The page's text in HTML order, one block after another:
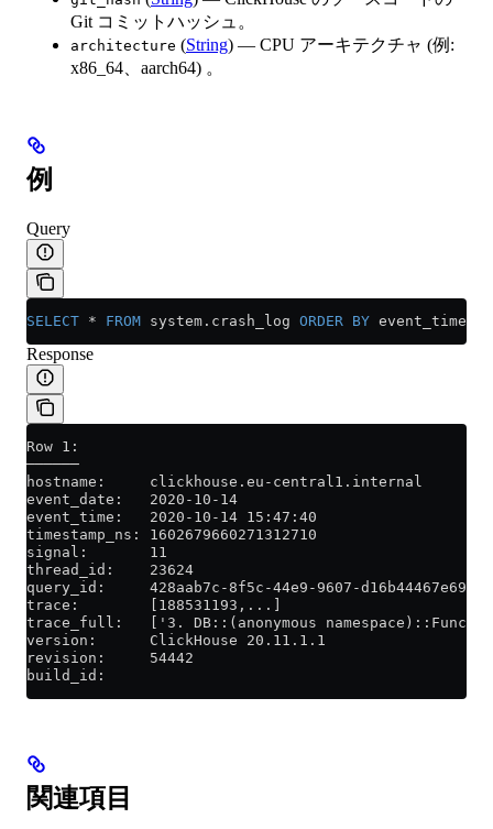
Git コミットハッシュ。
architecture (String) — CPU アーキテクチャ (例:
x86_64、aarch64) 。
例
Query
SELECT * FROM system . crash_log ORDER BY event_time
Response
Row 1:
──────
hostname:     clickhouse.eu-central1.internal
event_date:   2020-10-14
event_time:   2020-10-14 15:47:40
timestamp_ns: 1602679660271312710
signal:       11
thread_id:    23624
query_id:     428aab7c-8f5c-44e9-9607-d16b44467e69
trace:        [188531193,...]
trace_full:   ['3. DB::(anonymous
version:      ClickHouse 20.11.1.1
revision:     54442
build_id:
関連項目